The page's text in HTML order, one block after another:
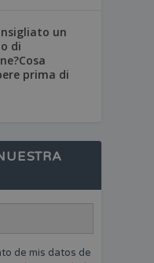
un
di
prima di
de mis datos de